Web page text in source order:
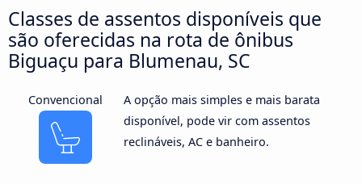
Classes de assentos disponíveis que
são oferecidas na rota de ônibus
Biguaçu para Blumenau, SC
Convencional
A opção mais simples e mais barata
disponível, pode vir com assentos
reclináveis, AC e banheiro.